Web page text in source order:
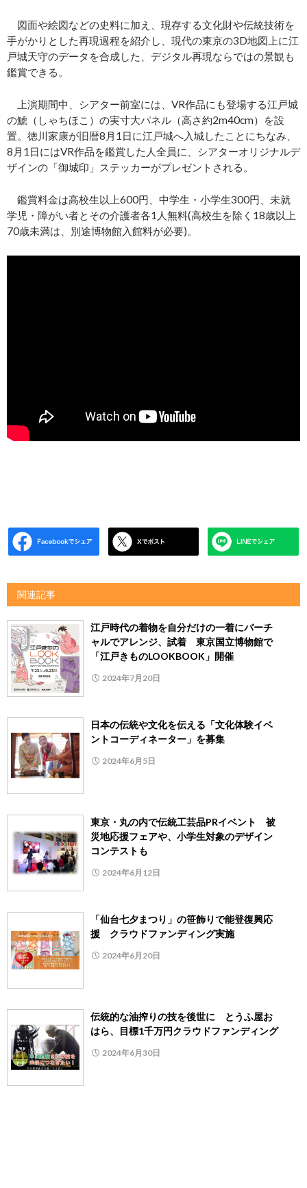
図面や絵図などの史料に加え、現存する文化財や伝統技術を
手がかりとした再現過程を紹介し、現代の東京の3D地図上に江
戸城天守のデータを合成した、デジタル再現ならではの景観も
鑑賞できる。
上演期間中、シアター前室には、VR作品にも登場する江戸城
の鯱（しゃちほこ）の実寸大パネル（高さ約2m40cm）を設
置。徳川家康が旧暦8月1日に江戸城へ入城したことにちなみ、
8月1日にはVR作品を鑑賞した人全員に、シアターオリジナルデ
ザインの「御城印」ステッカーがプレゼントされる。
鑑賞料金は高校生以上600円、中学生・小学生300円、未就
学児・障がい者とその介護者各1人無料(高校生を除く18歳以上
70歳未満は、別途博物館入館料が必要)。
関連記事
江戸時代の着物を自分だけの一着にバーチ
ャルでアレンジ、試着 東京国立博物館で
「江戸きものLOOKBOOK」開催
2024年7月20日
日本の伝統や文化を伝える「文化体験イベ
ントコーディネーター」を募集
2024年6月5日
東京・丸の内で伝統工芸品PRイベント 被
災地応援フェアや、小学生対象のデザイン
コンテストも
2024年6月12日
「仙台七夕まつり」の笹飾りで能登復興応
援 クラウドファンディング実施
2024年6月20日
伝統的な油搾りの技を後世に とうふ屋お
はら、目標1千万円クラウドファンディング
2024年6月30日